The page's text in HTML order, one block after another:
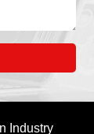
Industry